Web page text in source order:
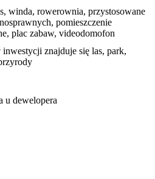
winda, rowerownia, przystosowane
pomieszczenie
plac zabaw, videodomofon
znajduje się las, park,
u dewelopera